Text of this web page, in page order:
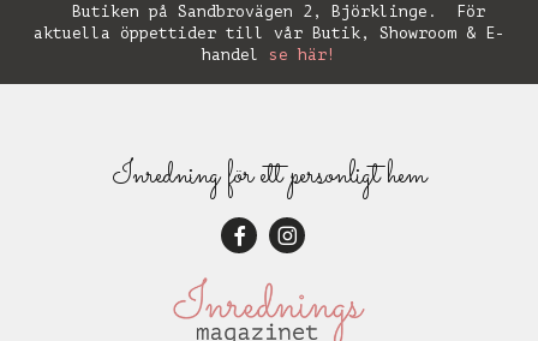
Butiken på Sandbrovägen 2, Björklinge. För
aktuella öppettider till vår Butik, Showroom & E-
handel se här!
Inredning för ett personligt hem